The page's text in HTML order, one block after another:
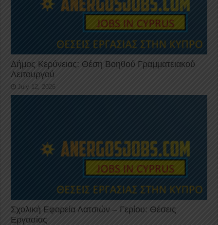
Δήμος Κερύνειας: Θέση Βοηθού Γραμματειακού
Λειτουργού
July 12, 2026
Σχολική Εφορεία Λατσιών – Γερίου: Θέσεις
Εργασίας